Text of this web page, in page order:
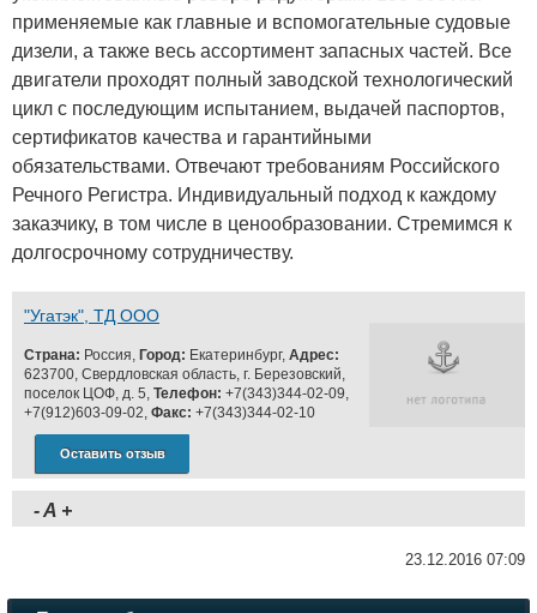
применяемые как главные и вспомогательные судовые
дизели, а также весь ассортимент запасных частей. Все
двигатели проходят полный заводской технологический
цикл с последующим испытанием, выдачей паспортов,
сертификатов качества и гарантийными
обязательствами. Отвечают требованиям Российского
Речного Регистра. Индивидуальный подход к каждому
заказчику, в том числе в ценообразовании. Стремимся к
долгосрочному сотрудничеству.
"Угатэк", ТД ООО
Страна: Россия, Город: Екатеринбург, Адрес:
623700, Свердловская область, г. Березовский,
поселок ЦОФ, д. 5, Телефон: +7(343)344-02-09,
+7(912)603-09-02, Факс: +7(343)344-02-10
Оставить отзыв
-A +
23.12.2016 07:09